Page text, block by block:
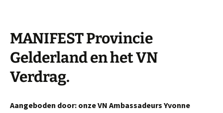
MANIFEST Provincie
Gelderlanden het VN
Verdrag.
Aangeboden door: onze VN Ambassadeurs Yvonne